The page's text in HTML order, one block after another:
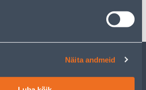
Näita andmeid